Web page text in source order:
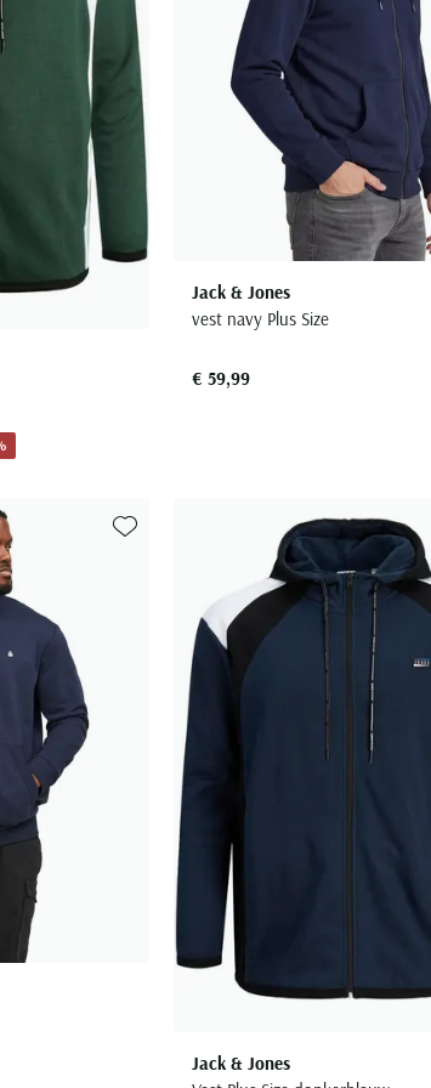
Jack & Jones
vest navy Plus Size
€ 59,99
Toevoegen aan favorieten
Jack & Jones